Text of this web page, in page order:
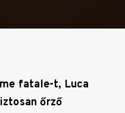
fatale-t, Luca
őrző